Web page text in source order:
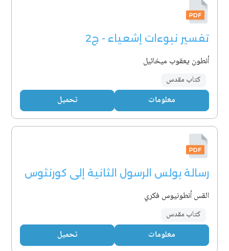
تفسير نبوءات إشعياء - ج2
أنطون يعقوب ميخائيل
كتاب مقدس
معلومات تحميل
رسالة بولس الرسول الثانية إلى كورنثوس
القس أنطونيوس فكري
كتاب مقدس
معلومات تحميل